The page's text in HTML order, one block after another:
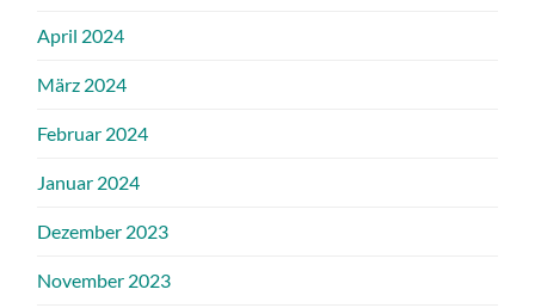
April 2024
März 2024
Februar 2024
Januar 2024
Dezember 2023
November 2023